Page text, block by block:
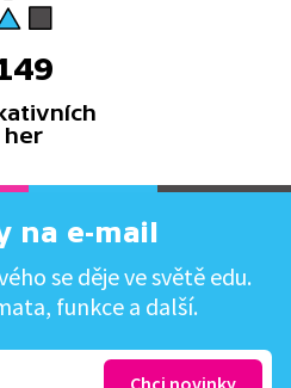
her
na e-mail
se děje ve světě edu.
funkce a další.